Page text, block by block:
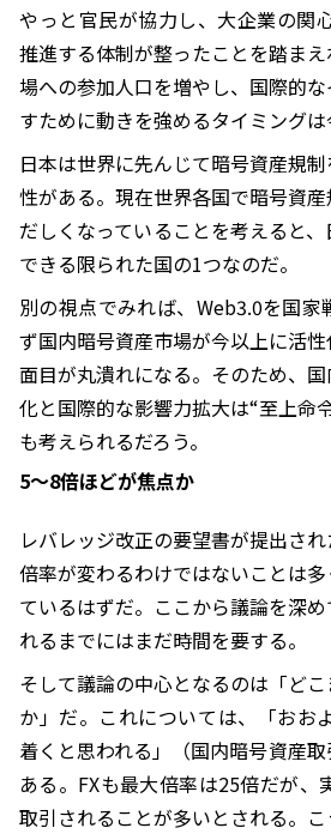
やっと官民が協力し、大企業の関
推進する体制が整ったことを踏ま
場への参加人口を増やし、国際的
すために動きを強めるタイミングは
日本は世界に先んじて暗号資産規
性がある。現在世界各国で暗号資
だしくなっていることを考えると
できる限られた国の1つなのだ。
別の視点でみれば、Web3.0を国家
ず国内暗号資産市場が今以上に活
面目が丸潰れになる。そのため、
化と国際的な影響力拡大は“至上命
も考えられるだろう。
5〜8倍ほどが焦点か
レバレッジ改正の要望書が提出さ
倍率が変わるわけではないことは
ているはずだ。ここから議論を深
れるまでにはまだ時間を要する。
そして議論の中心となるのは「ど
か」だ。これについては、「おお
着くと思われる」（国内暗号資産
ある。FXも最大倍率は25倍だが、
取引されることが多いとされる。こ